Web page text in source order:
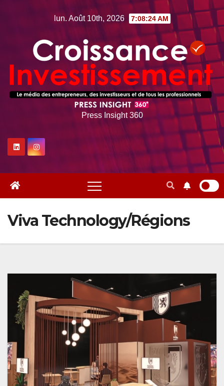
lun. Août 10th, 2026 7:08:25 AM
Press Insight 360
Viva Technology/Régions